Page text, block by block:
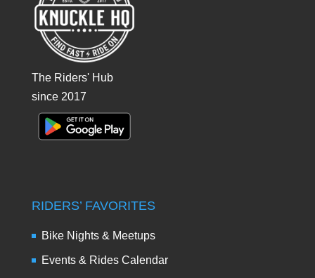
The Riders' Hub
since 2017
RIDERS’ FAVORITES
Bike Nights & Meetups
Events & Rides Calendar